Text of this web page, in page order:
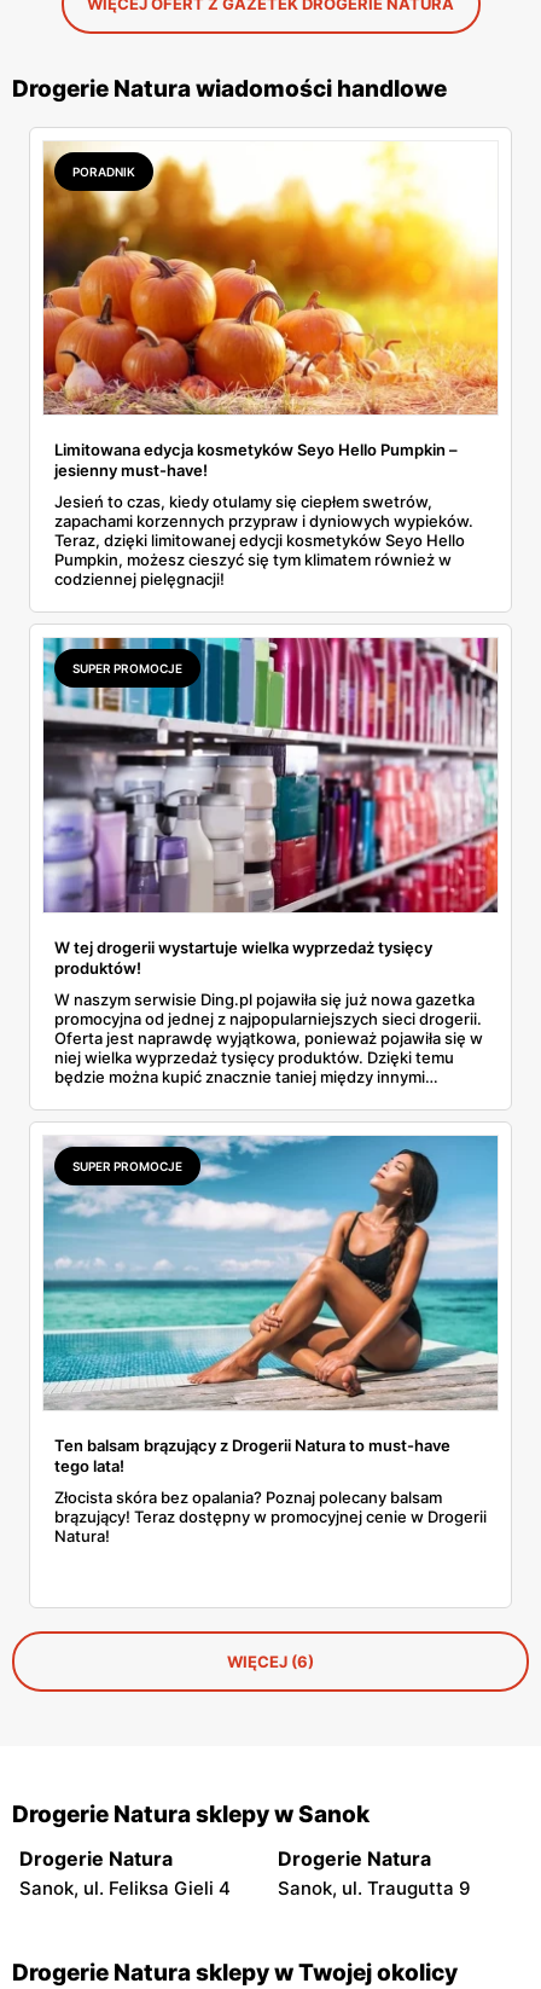
Drogerie Natura wiadomości handlowe
PORADNIK
Limitowana edycja kosmetyków Seyo Hello Pumpkin –
jesienny must-have!
Jesień to czas, kiedy otulamy się ciepłem swetrów,
zapachami korzennych przypraw i dyniowych wypieków.
Teraz, dzięki limitowanej edycji kosmetyków Seyo Hello
Pumpkin, możesz cieszyć się tym klimatem również w
codziennej pielęgnacji!
SUPER PROMOCJE
W tej drogerii wystartuje wielka wyprzedaż tysięcy
produktów!
W naszym serwisie Ding.pl pojawiła się już nowa gazetka
promocyjna od jednej z najpopularniejszych sieci drogerii.
Oferta jest naprawdę wyjątkowa, ponieważ pojawiła się w
niej wielka wyprzedaż tysięcy produktów. Dzięki temu
będzie można kupić znacznie taniej między innymi
znajdziesz w naszym artykule. Przeczytaj!
SUPER PROMOCJE
Ten balsam brązujący z Drogerii Natura to must-have
tego lata!
Złocista skóra bez opalania? Poznaj polecany balsam
brązujący! Teraz dostępny w promocyjnej cenie w Drogerii
Natura!
WIĘCEJ (6)
Drogerie Natura sklepy w Sanok
Drogerie Natura
Sanok, ul. Feliksa Gieli 4
Drogerie Natura
Sanok, ul. Traugutta 9
Drogerie Natura sklepy w Twojej okolicy